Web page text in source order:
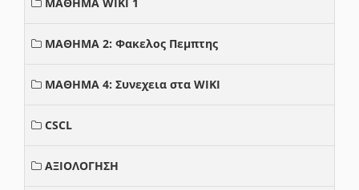
ΜΑΘΗΜΑ 2: Φακελος Πεμπτης
ΜΑΘΗΜΑ 4: Συνεχεια στα WIKI
CSCL
ΑΞΙΟΛΟΓΗΣΗ